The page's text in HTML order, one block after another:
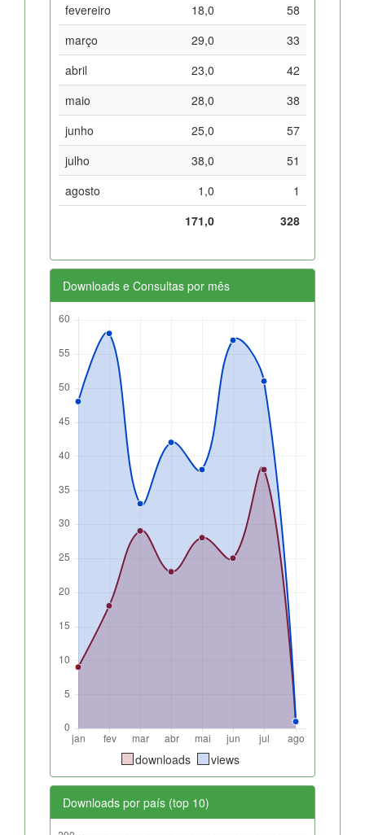
fevereiro
18,0
58
março
29,0
33
abril
23,0
42
maio
28,0
38
junho
25,0
57
julho
38,0
51
agosto
1,0
1
171,0
328
Downloads e Consultas por mês
downloads views
Downloads por país (top 10)